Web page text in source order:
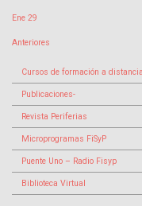
Ene 29
Anteriores
Cursos de formación a distancia
Publicaciones-
Revista Periferias
Microprogramas FiSyP
Puente Uno – Radio Fisyp
Biblioteca Virtual